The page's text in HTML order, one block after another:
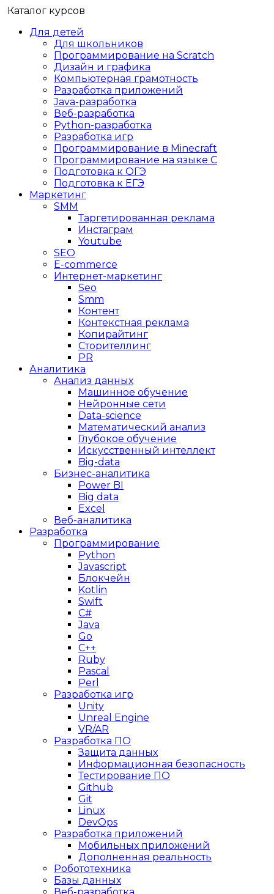
Каталог курсов
Для детей
Для школьников
Программирование на Scratch
Дизайн и графика
Компьютерная грамотность
Разработка приложений
Java-разработка
Веб-разработка
Python-разработка
Разработка игр
Программирование в Minecraft
Программирование на языке C
Подготовка к ОГЭ
Подготовка к ЕГЭ
Маркетинг
SMM
Таргетированная реклама
Инстаграм
Youtube
SEO
E-сommerce
Интернет-маркетинг
Seo
Smm
Контент
Контекстная реклама
Копирайтинг
Сторителлинг
PR
Аналитика
Анализ данных
Машинное обучение
Нейронные сети
Data-science
Математический анализ
Глубокое обучение
Искусственный интеллект
Big-data
Бизнес-аналитика
Power BI
Big data
Excel
Веб-аналитика
Разработка
Программирование
Python
Javascript
Блокчейн
Kotlin
Swift
C#
Java
Go
C++
Ruby
Pascal
Perl
Разработка игр
Unity
Unreal Engine
VR/AR
Разработка ПО
Защита данных
Информационная безопасность
Тестирование ПО
Github
Git
Linux
DevOps
Разработка приложений
Мобильных приложений
Дополненная реальность
Робототехника
Базы данных